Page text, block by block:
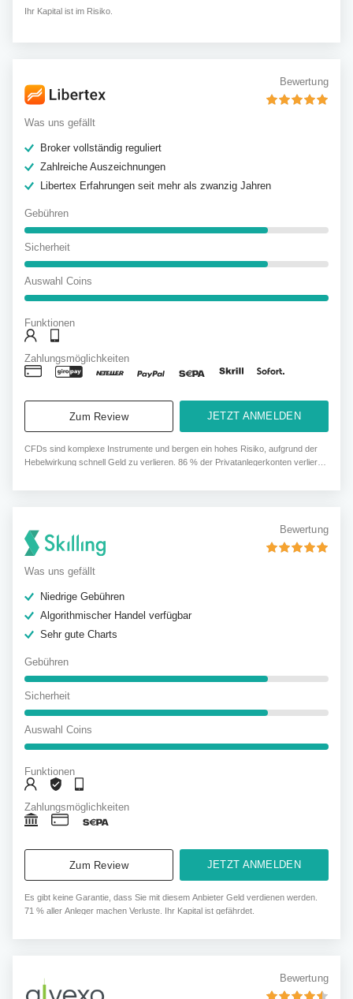
Ihr Kapital ist im Risiko.
Bewertung
Was uns gefällt
Broker vollständig reguliert
Zahlreiche Auszeichnungen
Libertex Erfahrungen seit mehr als zwanzig Jahren
Gebühren
Sicherheit
Auswahl Coins
Funktionen
Zahlungsmöglichkeiten
Zum Review JETZT ANMELDEN
CFDs sind komplexe Instrumente und bergen ein hohes Risiko, aufgrund der
Hebelwirkung schnell Geld zu verlieren. 86 % der Privatanlegerkonten verlieren
verstehen, wie CFDs funktionieren und ob Sie das hohe Risiko eingehen
Bewertung
Was uns gefällt
Niedrige Gebühren
Algorithmischer Handel verfügbar
Sehr gute Charts
Gebühren
Sicherheit
Auswahl Coins
Funktionen
Zahlungsmöglichkeiten
Zum Review JETZT ANMELDEN
Es gibt keine Garantie, dass Sie mit diesem Anbieter Geld verdienen werden.
71 % aller Anleger machen Verluste. Ihr Kapital ist gefährdet.
Bewertung